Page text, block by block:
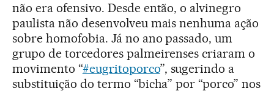
não era ofensivo. Desde então, o alvinegro
paulista não desenvolveu mais nenhuma ação
sobre homofobia. Já no ano passado, um
grupo de torcedores palmeirenses criaram o
movimento “#eugritoporco”, sugerindo a
substituição do termo “bicha” por “porco” nos